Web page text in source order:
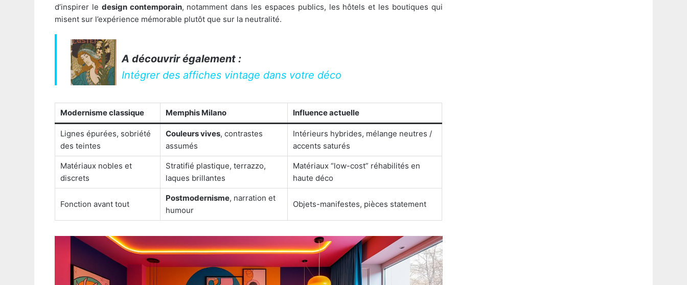
d’inspirer le design contemporain, notamment dans les espaces publics, les hôtels et les boutiques qui
misent sur l’expérience mémorable plutôt que sur la neutralité.
A découvrir également :
Intégrer des affiches vintage dans votre déco
Modernisme classique Memphis Milano Influence actuelle
Lignes épurées, sobriété
des teintes
Couleurs vives, contrastes
assumés
Intérieurs hybrides, mélange neutres /
accents saturés
Matériaux nobles et
discrets
Stratifié plastique, terrazzo,
laques brillantes
Matériaux “low-cost” réhabilités en
haute déco
Fonction avant tout
Postmodernisme, narration et
humour
Objets-manifestes, pièces statement